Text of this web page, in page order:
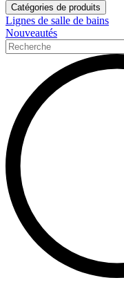
Catégories de produits
Lignes de salle de bains
Nouveautés